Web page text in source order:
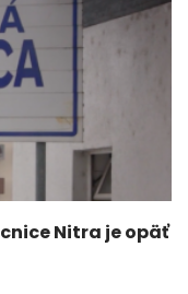
Nitra je opäť